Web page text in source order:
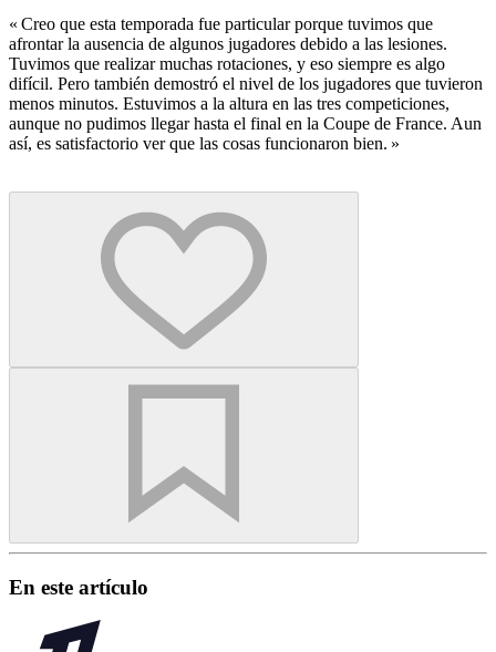
« Creo que esta temporada fue particular porque tuvimos que
afrontar la ausencia de algunos jugadores debido a las lesiones.
Tuvimos que realizar muchas rotaciones, y eso siempre es algo
difícil. Pero también demostró el nivel de los jugadores que tuvieron
menos minutos. Estuvimos a la altura en las tres competiciones,
aunque no pudimos llegar hasta el final en la Coupe de France. Aun
así, es satisfactorio ver que las cosas funcionaron bien. »
En este artículo